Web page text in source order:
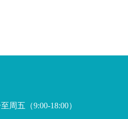
周五（9:00-18:00）